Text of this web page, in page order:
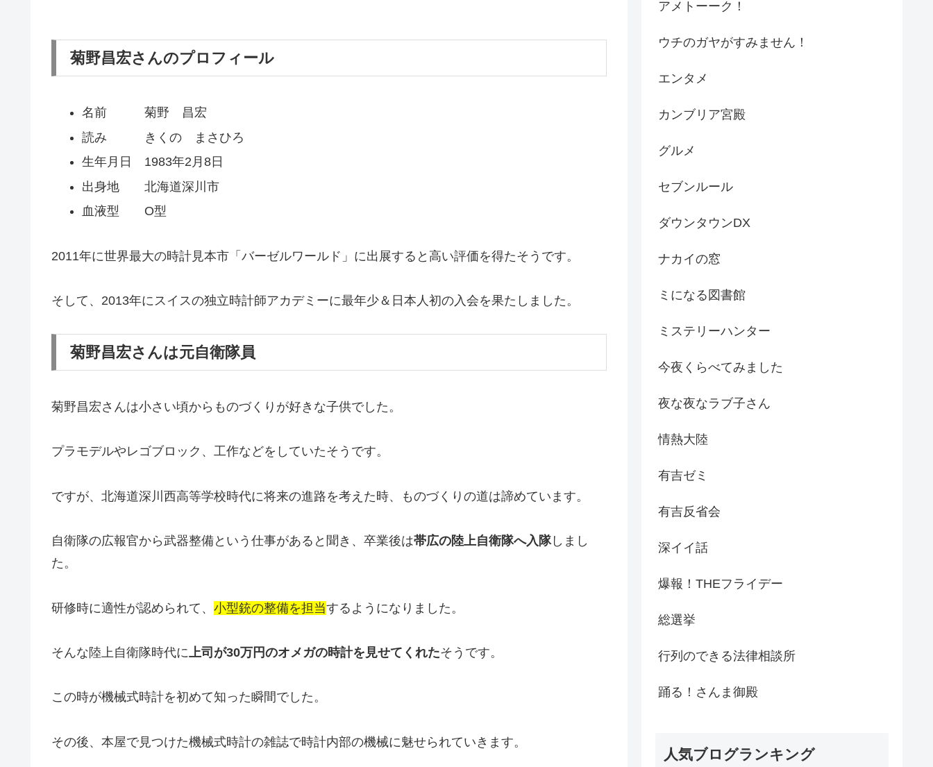
菊野昌宏さんのプロフィール
名前 菊野 昌宏
読み きくの まさひろ
生年月日 1983年2月8日
出身地 北海道深川市
血液型 O型
2011年に世界最大の時計見本市「バーゼルワールド」に出展すると高い評価を得たそうです。
そして、2013年にスイスの独立時計師アカデミーに最年少＆日本人初の入会を果たしました。
菊野昌宏さんは元自衛隊員
菊野昌宏さんは小さい頃からものづくりが好きな子供でした。
プラモデルやレゴブロック、工作などをしていたそうです。
ですが、北海道深川西高等学校時代に将来の進路を考えた時、ものづくりの道は諦めています。
自衛隊の広報官から武器整備という仕事があると聞き、卒業後は帯広の陸上自衛隊へ入隊しまし
た。
研修時に適性が認められて、 小型銃の整備を担当するようになりました。
そんな陸上自衛隊時代に上司が30万円のオメガの時計を見せてくれたそうです。
この時が機械式時計を初めて知った瞬間でした。
その後、本屋で見つけた機械式時計の雑誌で時計内部の機械に魅せられていきます。
アメトーーク！
ウチのガヤがすみません！
エンタメ
カンブリア宮殿
グルメ
セブンルール
ダウンタウンDX
ナカイの窓
ミになる図書館
ミステリーハンター
今夜くらべてみました
夜な夜なラブ子さん
情熱大陸
有吉ゼミ
有吉反省会
深イイ話
爆報！THEフライデー
総選挙
行列のできる法律相談所
踊る！さんま御殿
人気ブログランキング